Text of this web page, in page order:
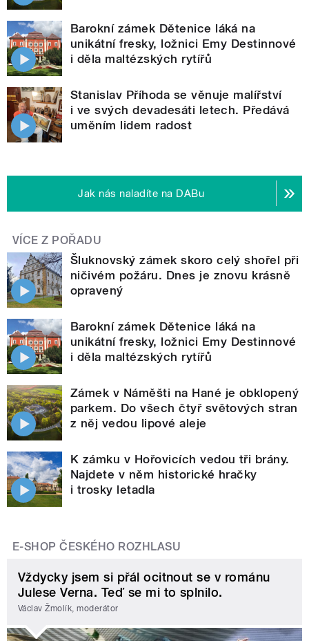
Barokní zámek Dětenice láká na
unikátní fresky, ložnici Emy Destinnové
i děla maltézských rytířů
Stanislav Příhoda se věnuje malířství
i ve svých devadesáti letech. Předává
uměním lidem radost
Jak nás naladíte na DABu
VÍCE Z POŘADU
Šluknovský zámek skoro celý shořel při
ničivém požáru. Dnes je znovu krásně
opravený
Barokní zámek Dětenice láká na
unikátní fresky, ložnici Emy Destinnové
i děla maltézských rytířů
Zámek v Náměšti na Hané je obklopený
parkem. Do všech čtyř světových stran
z něj vedou lipové aleje
K zámku v Hořovicích vedou tři brány.
Najdete v něm historické hračky
i trosky letadla
E-SHOP ČESKÉHO ROZHLASU
Vždycky jsem si přál ocitnout se v románu
Julese Verna. Teď se mi to splnilo.
Václav Žmolík, moderátor